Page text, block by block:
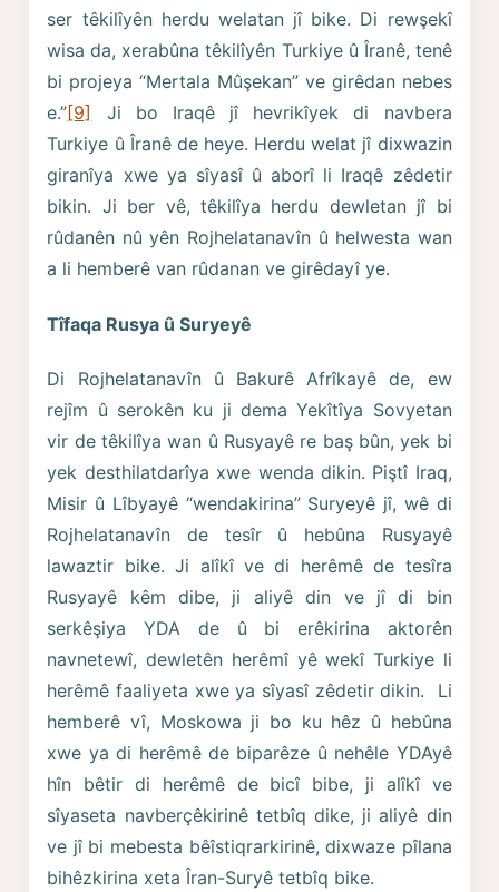
ser têkilîyên herdu welatan jî bike. Di rewşekî
wisa da, xerabûna têkilîyên Turkiye û Îranê, tenê
bi projeya “Mertala Mûşekan” ve girêdan nebes
e.”[9]
Ji bo Iraqê jî hevrikîyek di navbera
Turkiye û Îranê de heye. Herdu welat jî dixwazin
giranîya xwe ya sîyasî û aborî li Iraqê zêdetir
bikin. Ji ber vê, têkilîya herdu dewletan jî bi
rûdanên nû yên Rojhelatanavîn û helwesta wan
a li hemberê van rûdanan ve girêdayî ye.
Tîfaqa Rusya û Suryeyê
Di Rojhelatanavîn û Bakurê Afrîkayê de, ew
rejîm û serokên ku ji dema Yekîtîya Sovyetan
vir de têkilîya wan û Rusyayê re baş bûn, yek bi
yek desthilatdarîya xwe wenda dikin. Piştî Iraq,
Misir û Lîbyayê “wendakirina” Suryeyê jî, wê di
Rojhelatanavîn de tesîr û hebûna Rusyayê
lawaztir bike. Ji alîkî ve di herêmê de tesîra
Rusyayê kêm dibe, ji aliyê din ve jî di bin
serkêşiya YDA de û bi erêkirina aktorên
navnetewî, dewletên herêmî yê wekî Turkiye li
herêmê faaliyeta xwe ya sîyasî zêdetir dikin. Li
hemberê vî, Moskowa ji bo ku hêz û hebûna
xwe ya di herêmê de biparêze û nehêle YDAyê
hîn bêtir di herêmê de bicî bibe, ji alîkî ve
sîyaseta navberçêkirinê tetbîq dike, ji aliyê din
ve jî bi mebesta bêîstiqrarkirinê, dixwaze pîlana
bihêzkirina xeta Îran-Suryê tetbîq bike.